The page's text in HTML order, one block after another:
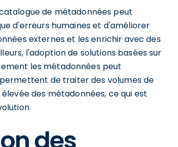
de métadonnées peut
d'erreurs humaines et d'améliorer
externes et les enrichir avec des
l'adoption de solutions basées sur
les métadonnées peut
de traiter des volumes de
des métadonnées, ce qui est